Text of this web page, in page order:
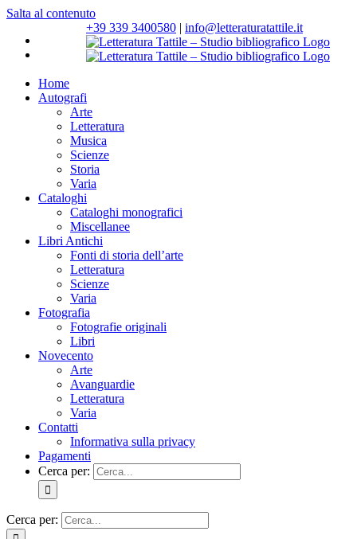
Salta al contenuto
+39 339 3400580 | info@letteraturatattile.it
Home
Autografi
Arte
Letteratura
Musica
Scienze
Storia
Varia
Cataloghi
Cataloghi monografici
Miscellanee
Libri Antichi
Fonti di storia dell’arte
Letteratura
Scienze
Varia
Fotografia
Fotografie originali
Libri
Novecento
Arte
Avanguardie
Letteratura
Varia
Contatti
Informativa sulla privacy
Pagamenti
Cerca per:
Cerca per: